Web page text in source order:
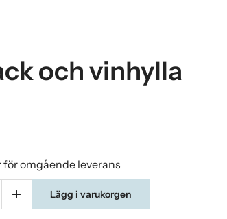
och vinhylla
för omgående leverans
Lägg i varukorgen